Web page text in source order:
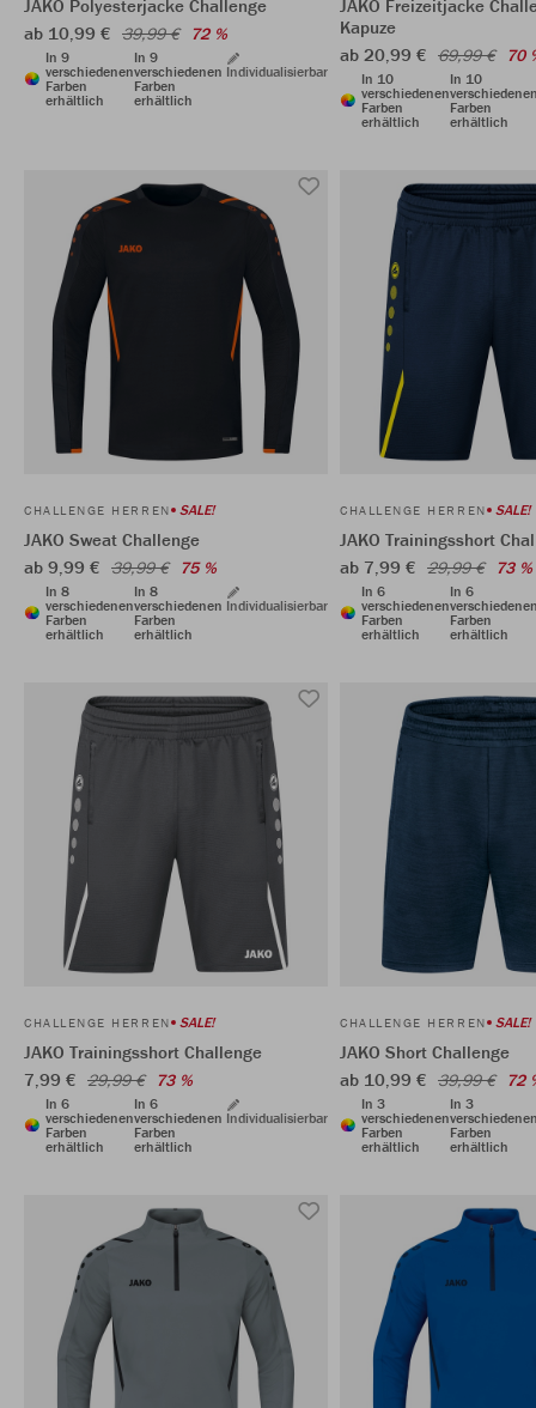
JAKO Polyesterjacke Challenge
ab 10,99 € 39,99 € 72 %
In 9
verschiedenen
Farben
erhältlich
In 9
verschiedenen
Farben
erhältlich
Individualisierbar
JAKO Freizeitjacke
Kapuze
ab 20,99 € 69,99 € 70
In 10
verschiedenen
Farben
erhältlich
In 10
Farben
erhältlich
CHALLENGE HERREN SALE!
JAKO Sweat Challenge
ab 9,99 € 39,99 € 75 %
In 8
verschiedenen
Farben
erhältlich
In 8
verschiedenen
Farben
erhältlich
Individualisierbar
CHALLENGE HERREN SALE!
JAKO Trainingsshort
ab 7,99 € 29,99 € 73 %
In 6
verschiedenen
Farben
erhältlich
In 6
Farben
erhältlich
CHALLENGE HERREN SALE!
JAKO Trainingsshort Challenge
7,99 € 29,99 € 73 %
In 6
verschiedenen
Farben
erhältlich
In 6
verschiedenen
Farben
erhältlich
Individualisierbar
CHALLENGE HERREN SALE!
JAKO Short Challenge
ab 10,99 € 39,99 € 72
In 3
verschiedenen
Farben
erhältlich
In 3
Farben
erhältlich